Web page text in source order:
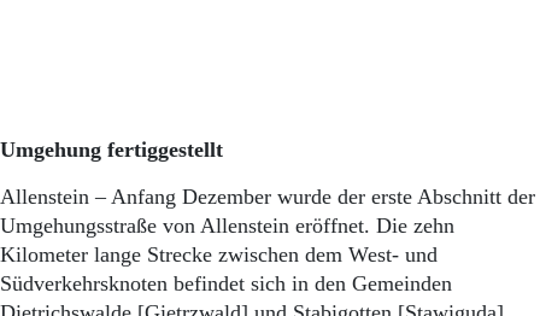
Datenschutz
Umgehung fertiggestellt
Allenstein – Anfang Dezember wurde der erste Abschnitt der
Umgehungsstraße von Allenstein eröffnet. Die zehn
Kilometer lange Strecke zwischen dem West- und
Südverkehrsknoten befindet sich in den Gemeinden